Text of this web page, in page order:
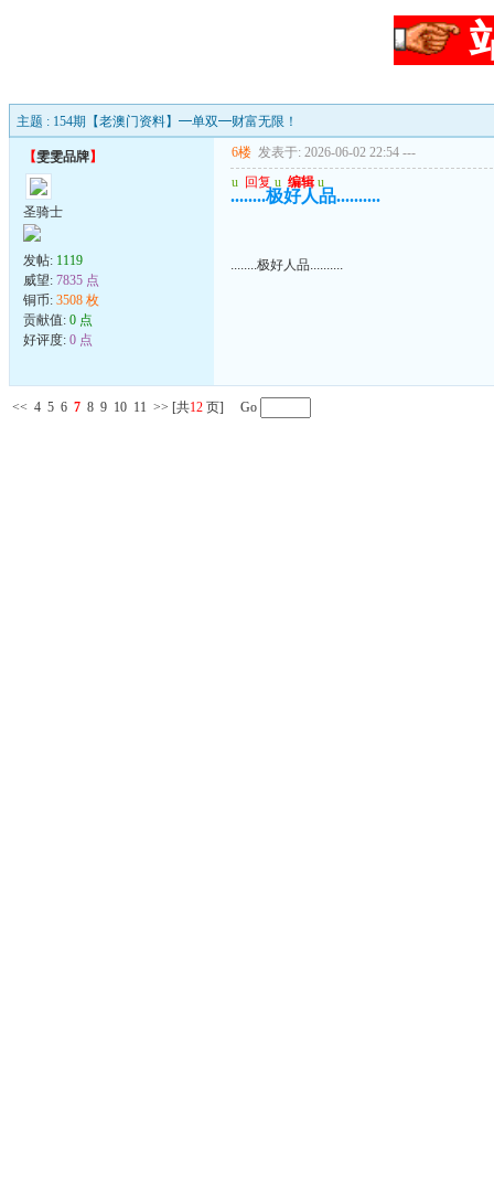
主题 : 154期【老澳门资料】━单双━财富无限！
【雯雯品牌】
圣骑士
发帖: 1119
威望: 7835 点
铜币: 3508 枚
贡献值: 0 点
好评度: 0 点
6楼 发表于: 2026-06-02 22:54 ---
u 回复 u 编辑 u
........极好人品..........
........极好人品..........
<< 4 5 6 7 8 9 10 11 >> [共12 页] Go